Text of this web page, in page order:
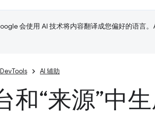
会使用 AI 技术将内容翻译成您偏好的语言。
AI 辅助
和“来源”中